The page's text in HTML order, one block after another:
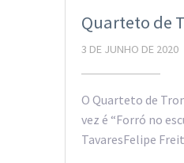
Quarteto de
3 DE JUNHO DE 2020
O Quarteto de
vez é “Forró no
TavaresFelipe